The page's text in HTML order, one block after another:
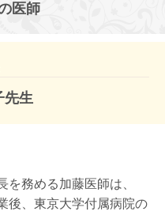
医師
先生
務める加藤医師は、
後、東京大学付属病院の